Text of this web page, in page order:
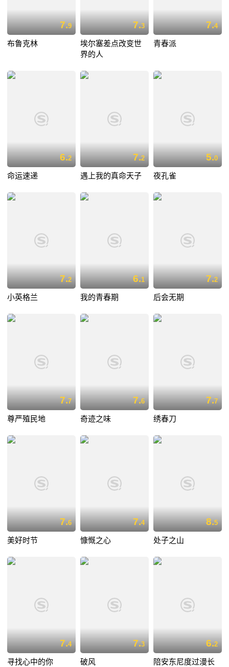
7.9
布鲁克林
7.3
埃尔塞差点改变世
界的人
7.4
青春派
6.2
命运速递
7.2
遇上我的真命天子
5.0
夜孔雀
7.2
小英格兰
6.1
我的青春期
7.2
后会无期
7.7
尊严殖民地
7.6
奇迹之味
7.7
绣春刀
7.6
美好时节
7.4
慷慨之心
8.5
处子之山
7.4
寻找心中的你
7.3
破风
6.2
陪安东尼度过漫长